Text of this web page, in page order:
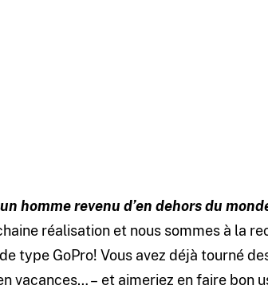
homme revenu d’en dehors du
réalisation et nous sommes à la
type GoPro! Vous avez déjà tourné
vacances… – et aimeriez en faire bon